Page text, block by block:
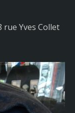
rue Yves Collet